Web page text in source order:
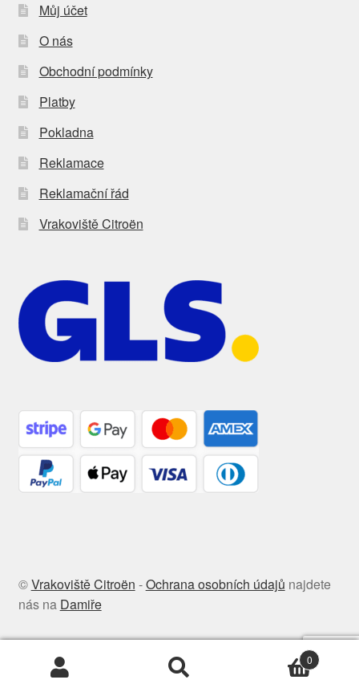
Můj účet
O nás
Obchodní podmínky
Platby
Pokladna
Reklamace
Reklamační řád
Vrakoviště Citroën
©Vrakoviště Citroën -Ochrana osobních údajů najdete
nás na Damiře
0